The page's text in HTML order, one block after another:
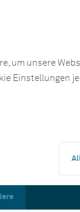
um unsere
Einstellungen